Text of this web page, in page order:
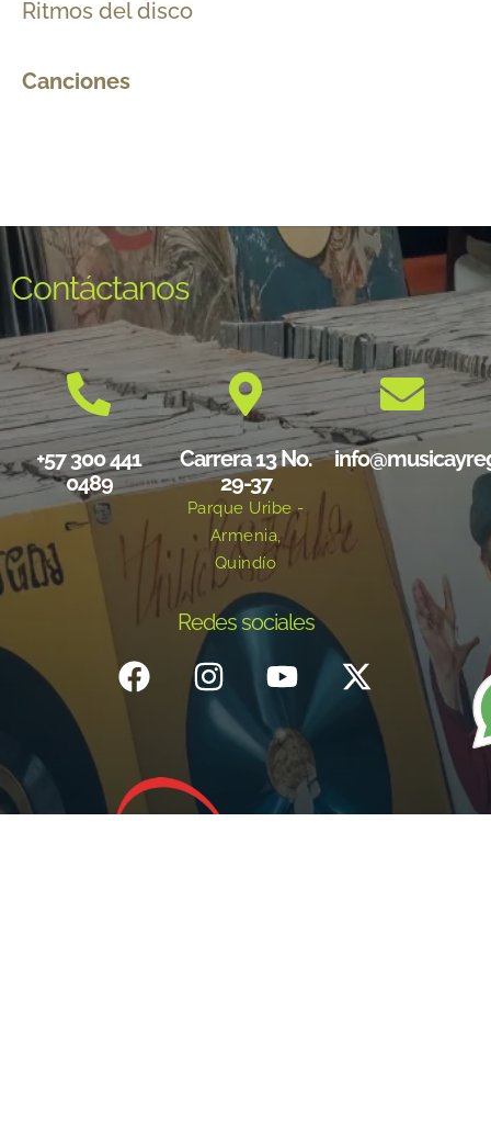
Ritmos del disco
Canciones
Contáctanos
+57 300 441
0489
Carrera 13 No.
29-37
Parque Uribe -
Armenia,
Quindío
Redes sociales